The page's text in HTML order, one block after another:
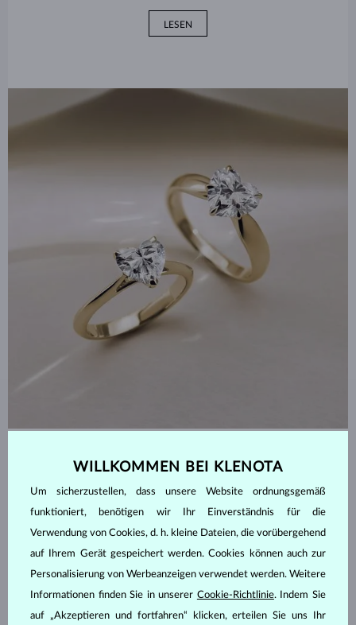
LESEN
Neuheiten im KLENOTA Studio:
Atemberaubende Diamantherzen,
die Sie verzaubern werden
LESEN
WILLKOMMEN BEI KLENOTA
Um sicherzustellen, dass unsere Website ordnungsgemäß
funktioniert, benötigen wir Ihr Einverständnis für die
Verwendung von Cookies, d. h. kleine Dateien, die vorübergehend
auf Ihrem Gerät gespeichert werden. Cookies können auch zur
Personalisierung von Werbeanzeigen verwendet werden. Weitere
Informationen finden Sie in unserer Cookie-Richtlinie. Indem Sie
auf „Akzeptieren und fortfahren“ klicken, erteilen Sie uns Ihr